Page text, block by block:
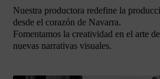
Nuestra productora redefine la
desde el corazón de Navarra.
Fomentamos la creatividad en el arte
nuevas narrativas visuales.